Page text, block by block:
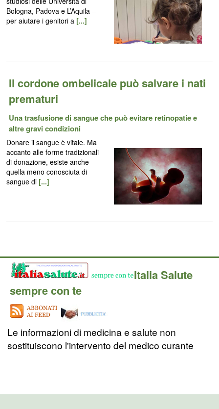
Bologna, Padova e L’Aquila –
per aiutare i genitori a [...]
Il cordone ombelicale può salvare i nati
prematuri
Una trasfusione di sangue che può evitare retinopatie e
altre gravi condizioni
Donare il sangue è vitale. Ma
accanto alle forme tradizionali
di donazione, esiste anche
quella meno conosciuta di
sangue di [...]
Italia Salute
sempre con te
Le informazioni di medicina e salute non
sostituiscono l'intervento del medico curante